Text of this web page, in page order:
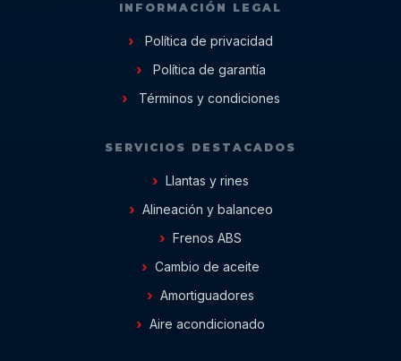
INFORMACIÓN LEGAL
Política de privacidad
Política de garantía
Términos y condiciones
SERVICIOS DESTACADOS
Llantas y rines
Alineación y balanceo
Frenos ABS
Cambio de aceite
Amortiguadores
Aire acondicionado